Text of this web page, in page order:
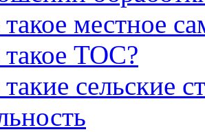
местное
ТОС?
сельские